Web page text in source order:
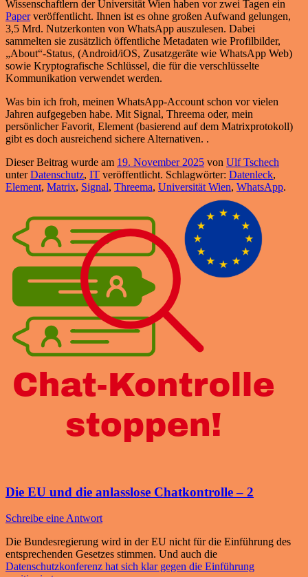
Wissenschaftlern der Universität Wien haben vor zwei Tagen ein
Paperveröffentlicht. Ihnen ist es ohne großen Aufwand gelungen,
3,5 Mrd. Nutzerkonten von WhatsApp auszulesen. Dabei
sammelten sie zusätzlich öffentliche Metadaten wie Profilbilder,
„About“-Status, (Android/iOS, Zusatzgeräte wie WhatsApp Web)
sowie Kryptografische Schlüssel, die für die verschlüsselte
Kommunikation verwendet werden.
Was bin ich froh, meinen WhatsApp-Account schon vor vielen
Jahren aufgegeben habe. Mit Signal, Threema oder, mein
persönlicher Favorit, Element (basierend auf dem Matrixprotokoll)
gibt es doch ausreichend sichere Alternativen. .
Dieser Beitrag wurde am 19. November 2025 von Ulf Tschech
unterDatenschutz, IT veröffentlicht. Schlagwörter: Datenleck,
Element, Matrix, Signal, Threema, Universität Wien, WhatsApp.
Die EU und die anlasslose Chatkontrolle – 2
Schreibe eine Antwort
Die Bundesregierung wird in der EU nicht für die Einführung des
entsprechenden Gesetzes stimmen. Und auch die
Datenschutzkonferenz hat sich klar gegen die Einführung